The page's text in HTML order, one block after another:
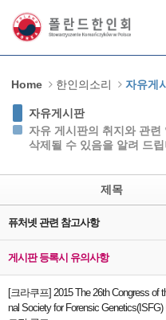
Home 한인의소리 자유게
자유게시판
자유 게시판의 취지와 관
삭제될 수 있음을 알려 드
제목
퓨처넷 관련 참고사항
게시판 등록시 유의사항
[크라쿠프] 2015 The 26th Congress of
nal Society for Forensic